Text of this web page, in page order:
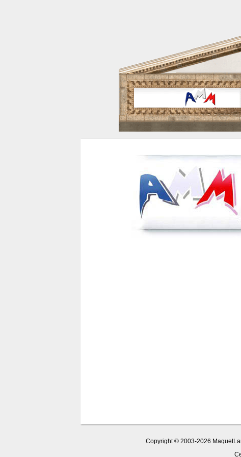
Copyright © 2003-2026